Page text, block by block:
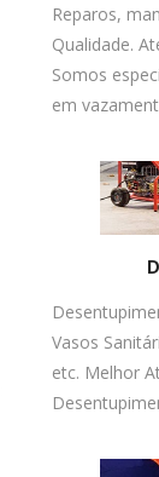
Reparos,
Qualidade.
Somos
em
Vasos
etc. Melhor